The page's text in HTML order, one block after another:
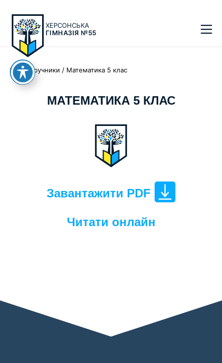
ХЕРСОНСЬКА
ГІМНАЗІЯ №55
Головна
/Підручники / Математика 5 клас
МАТЕМАТИКА 5 КЛАС
Завантажити PDF
Читати онлайн